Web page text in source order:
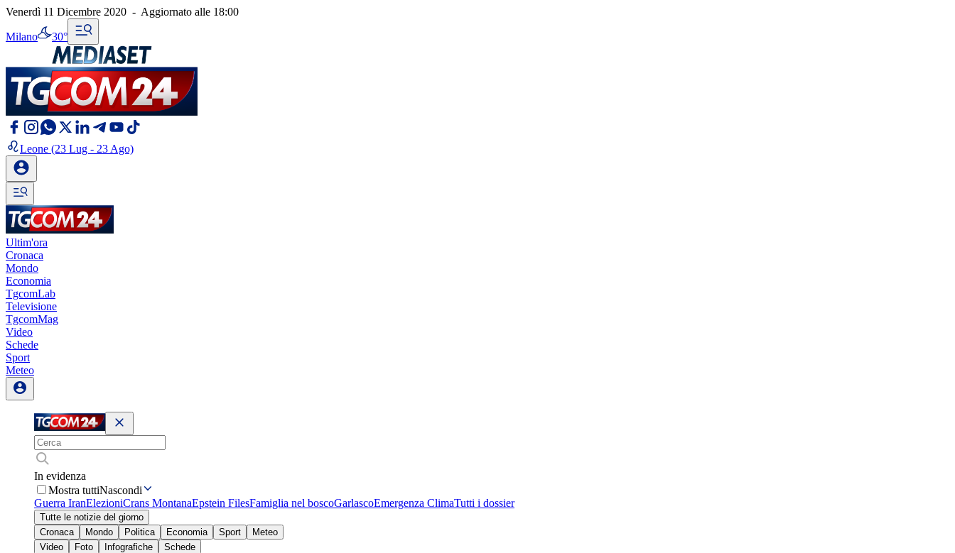
Venerdì 11 Dicembre 2020 - Aggiornato alle 18:00
Milano 30°
Leone (23 Lug - 23 Ago)
Ultim'ora
Cronaca
Mondo
Economia
TgcomLab
Televisione
TgcomMag
Video
Schede
Sport
Meteo
In evidenza
Mostra tuttiNascondi
Guerra IranElezioniCrans MontanaEpstein FilesFamiglia nel boscoGarlascoEmergenza ClimaTutti i dossier
Tutte le notizie del giorno
Cronaca
Mondo Politica Economia Sport
Meteo
Video
Foto Infografiche
Schede